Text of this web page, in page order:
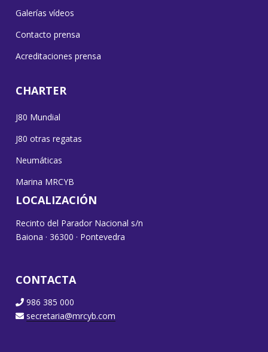
Galerías vídeos
Contacto prensa
Acreditaciones prensa
CHARTER
J80 Mundial
J80 otras regatas
Neumáticas
Marina MRCYB
LOCALIZACIÓN
Recinto del Parador Nacional s/n
Baiona · 36300 · Pontevedra
CONTACTA
986 385 000
secretaria@mrcyb.com